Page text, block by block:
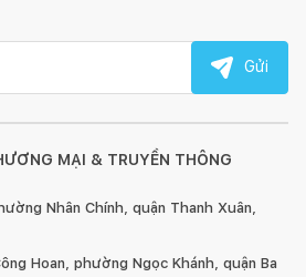
MẠI & TRUYỀN THÔNG
Nhân Chính, quận Thanh Xuân,
Hoan, phường Ngọc Khánh, quận Ba
Gửi